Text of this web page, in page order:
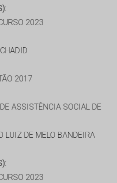
2023
2017
ASSISTÊNCIA SOCIAL DE
LUIZ DE MELO BANDEIRA
2023